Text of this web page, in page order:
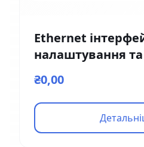
Ethernet
налаштування
₴0,00